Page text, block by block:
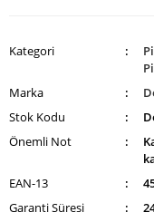
Kategori
Marka
Stok Kodu
Önemli Not
EAN-13
Garanti Süresi